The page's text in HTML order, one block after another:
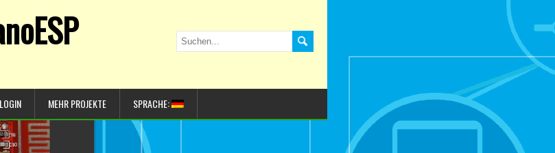
LOGIN MEHR PROJEKTE SPRACHE: